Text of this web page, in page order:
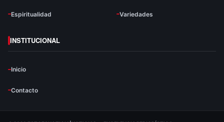
Espiritualidad Variedades
INSTITUCIONAL
Inicio
Contacto